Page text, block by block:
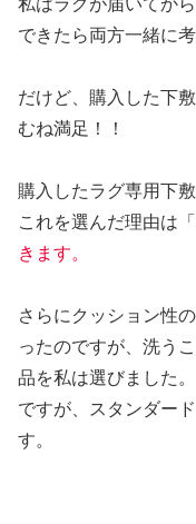
できたら両方一緒に
だけど、購入した下
むね満足！！
購入したラグ専用下敷
これを選んだ理由は
きます。
さらにクッション性
ったのですが、洗う
品を私は選びました。
ですが、スタンダー
す。